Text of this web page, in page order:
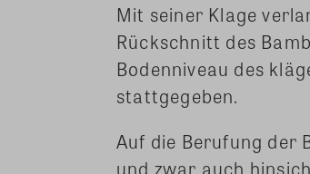
Mit seiner Klage
Rückschnitt des
Bodenniveau des
stattgegeben.
Auf die Berufung der
und zwar auch